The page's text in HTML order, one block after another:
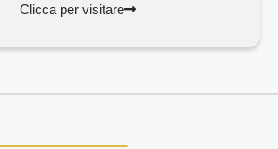
Clicca per visitare